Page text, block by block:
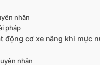
nhân
pháp
động cơ xe nâng khi mực
nhân